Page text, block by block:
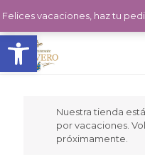
Abrir barra de
Nuestra tienda
por vacaciones.
próximamente.
Felices vacaciones, haz tu